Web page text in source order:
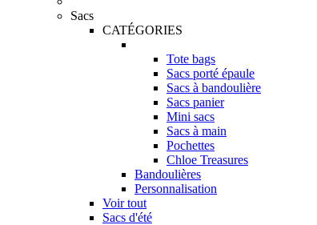
Sacs
CATÉGORIES
Tote bags
Sacs porté épaule
Sacs à bandoulière
Sacs panier
Mini sacs
Sacs à main
Pochettes
Chloe Treasures
Bandoulières
Personnalisation
Voir tout
Sacs d'été